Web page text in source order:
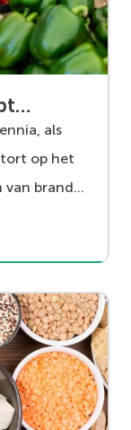
als
op het
van brand–